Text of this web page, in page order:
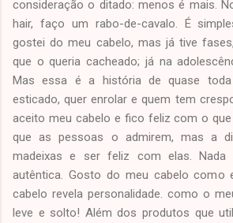
consideração o ditado: menos é mais.
hair, faço um rabo-de-cavalo. É
gostei do meu cabelo, mas já tive
que o queria cacheado; já na
Mas essa é a história de quase
esticado, quer enrolar e quem tem
aceito meu cabelo e fico feliz com o
que as pessoas o admirem, mas a
madeixas e ser feliz com elas.
autêntica. Gosto do meu cabelo como
cabelo revela personalidade. como o
leve e solto! Além dos produtos que